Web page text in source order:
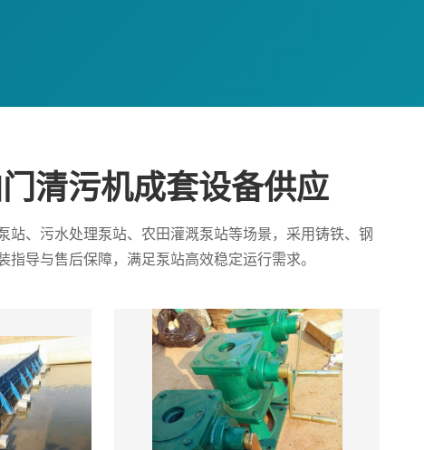
清污机成套设备供应
、污水处理泵站、农田灌溉泵站等场景，采用铸铁、钢
导与售后保障，满足泵站高效稳定运行需求。